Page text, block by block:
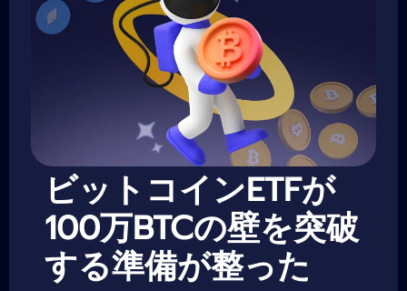
ビットコインETFが
100万BTCの壁を突破
する準備が整った